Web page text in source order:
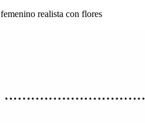
realista con flores